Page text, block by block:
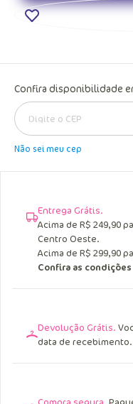
Confira disponibilidade
Não sei meu cep
Entrega Grátis.
Acima de R$ 249,90
Centro Oeste.
Acima de R$ 299,90
Confira as condições
Devolução Grátis.
data de recebimento.